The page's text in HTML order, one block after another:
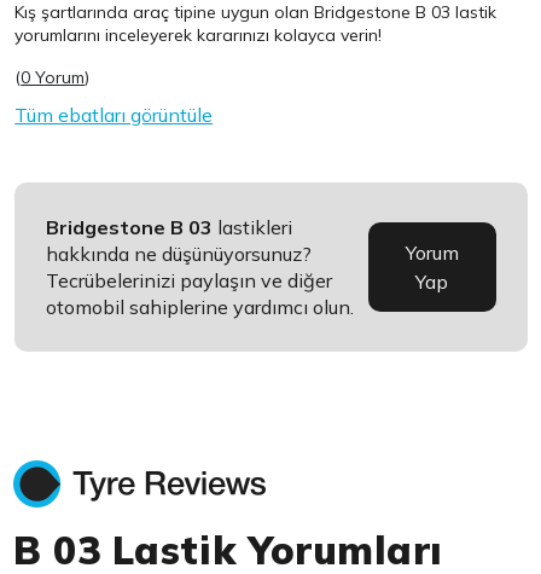
Kış şartlarında araç tipine uygun olanBridgestone B 03 lastik
yorumlarını inceleyerek kararınızı kolayca verin!
(0 Yorum)
Tüm ebatları görüntüle
Bridgestone B 03 lastikleri
hakkında ne düşünüyorsunuz?
Tecrübelerinizi paylaşın ve diğer
otomobil sahiplerine yardımcı olun.
Yorum
Yap
B 03 Lastik Yorumları